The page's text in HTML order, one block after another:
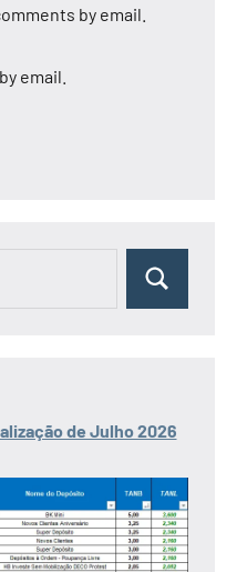
by email.
email.
Pesquisar
de Julho 2026